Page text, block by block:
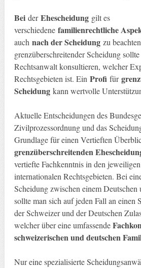
BeiderEhescheidunggilt es
verschiedene familienrechtliche
auch nach der Scheidungzu
grenzüberschreitender Scheidung
Rechtsanwalt konsultieren, welcher
Rechtsgebieten ist. Ein Profi für
Scheidungkann wertvolle
Aktuelle Entscheidungen des
Zivilprozessordnung und das
Grundlage für einen Vertieften
grenzüberschreitenden
vertiefte Fachkenntnis in den
internationalen Rechtsgebieten. Bei
Scheidung zwischen einem
sollte man sich auf jeden Fall an einen
der Schweizer und der Deutschen
welcher über eine umfassende
schweizerischen und deutschen
Nur eine spezialisierte